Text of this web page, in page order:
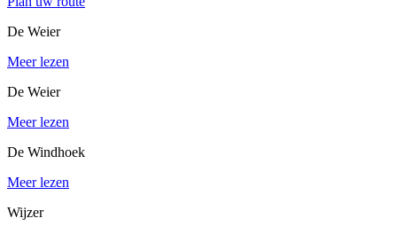
De Weier
Meer lezen
De Weier
Meer lezen
De Windhoek
Meer lezen
Wijzer